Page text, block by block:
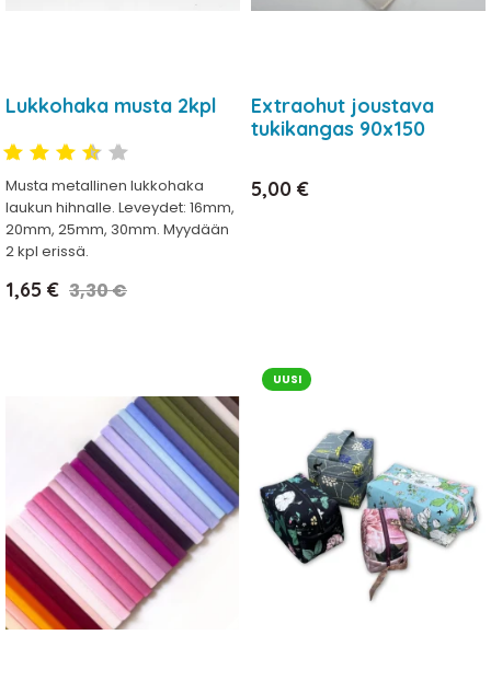
Lukkohaka musta 2kpl
Musta metallinen lukkohaka
laukun hihnalle. Leveydet: 16mm,
20mm, 25mm, 30mm. Myydään
2 kpl erissä.
Hinta
1,65 € Normaalihinta
3,30 €
Extraohut joustava
tukikangas 90x150
Hinta
5,00 €
UUSI